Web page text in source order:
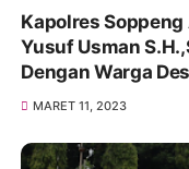
Kapolres Soppeng
Yusuf Usman
Dengan Warga
MARET 11, 2023